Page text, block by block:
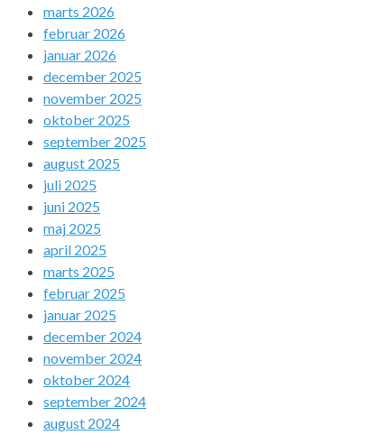
marts 2026
februar 2026
januar 2026
december 2025
november 2025
oktober 2025
september 2025
august 2025
juli 2025
juni 2025
maj 2025
april 2025
marts 2025
februar 2025
januar 2025
december 2024
november 2024
oktober 2024
september 2024
august 2024